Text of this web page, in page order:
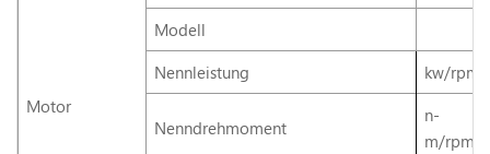
Motor
Modell
Nennleistung
kw/rpm
Nenndrehmoment
n-
m/rpm